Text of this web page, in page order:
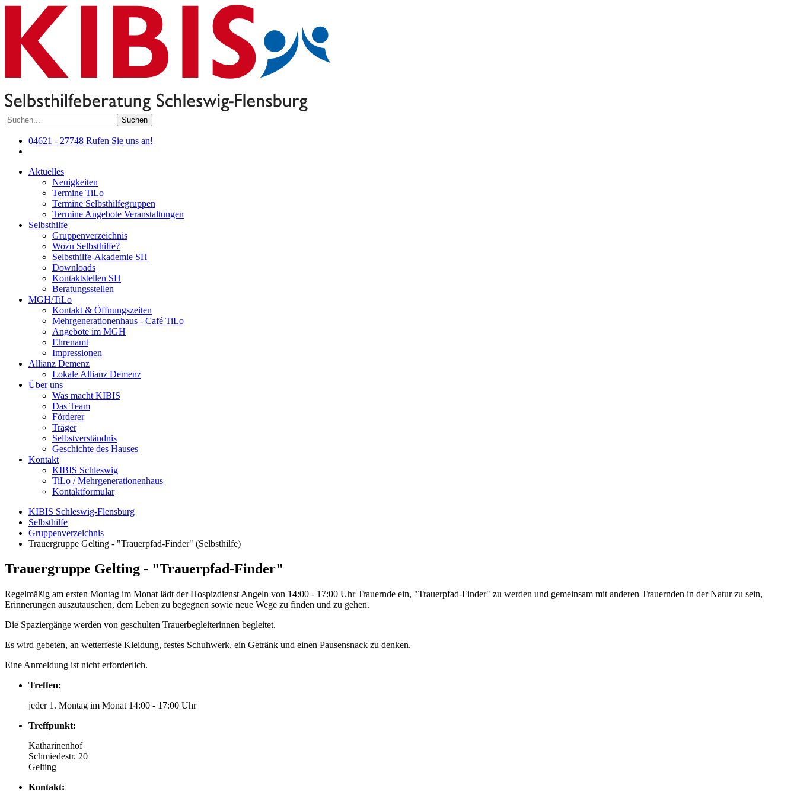
Suchen
04621 - 27748 Rufen Sie uns an!
Aktuelles
Neuigkeiten
Termine TiLo
Termine Selbsthilfegruppen
Termine Angebote Veranstaltungen
Selbsthilfe
Gruppenverzeichnis
Wozu Selbsthilfe?
Selbsthilfe-Akademie SH
Downloads
Kontaktstellen SH
Beratungsstellen
MGH/TiLo
Kontakt & Öffnungszeiten
Mehrgenerationenhaus - Café TiLo
Angebote im MGH
Ehrenamt
Impressionen
Allianz Demenz
Lokale Allianz Demenz
Über uns
Was macht KIBIS
Das Team
Förderer
Träger
Selbstverständnis
Geschichte des Hauses
Kontakt
KIBIS Schleswig
TiLo / Mehrgenerationenhaus
Kontaktformular
KIBIS Schleswig-Flensburg
Selbsthilfe
Gruppenverzeichnis
Trauergruppe Gelting - "Trauerpfad-Finder" (Selbsthilfe)
Trauergruppe Gelting - "Trauerpfad-Finder"
Regelmäßig am ersten Montag im Monat lädt der Hospizdienst Angeln von 14:00 - 17:00 Uhr Trauernde ein, "Trauerpfad-Finder" zu werden und gemeinsam mit anderen Trauernden in der Natur zu sein,
Erinnerungen auszutauschen, dem Leben zu begegnen sowie neue Wege zu finden und zu gehen.
Die Spaziergänge werden von geschulten Trauerbegleiterinnen begleitet.
Es wird gebeten, an wetterfeste Kleidung, festes Schuhwerk, ein Getränk und einen Pausensnack zu denken.
Eine Anmeldung ist nicht erforderlich.
Treffen:
jeder 1. Montag im Monat 14:00 - 17:00 Uhr
Treffpunkt:
Katharinenhof
Schmiedestr. 20
Gelting
Kontakt: